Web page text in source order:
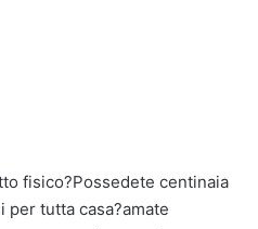
fisico?Possedete centinaia
tutta casa?amate